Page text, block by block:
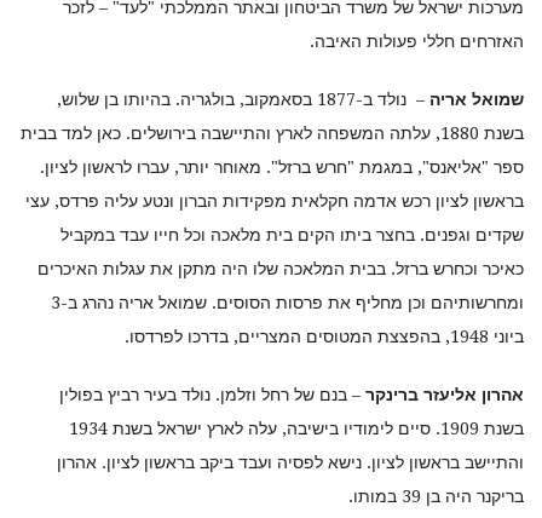
מערכות ישראל של משרד הביטחון ובאתר הממלכתי "לעד" – לזכר
האזרחים חללי פעולות האיבה.
שמואל אריה
– נולד ב-1877 בסאמקוב, בולגריה. בהיותו בן שלוש,
בשנת 1880, עלתה המשפחה לארץ והתיישבה בירושלים. כאן למד בבית
ספר "אליאנס", במגמת "חרש ברזל". מאוחר יותר, עברו לראשון לציון.
בראשון לציון רכש אדמה חקלאית מפקידות הברון ונטע עליה פרדס, עצי
שקדים וגפנים. בחצר ביתו הקים בית מלאכה וכל חייו עבד במקביל
כאיכר וכחרש ברזל. בבית המלאכה שלו היה מתקן את עגלות האיכרים
ומחרשותיהם וכן מחליף את פרסות הסוסים. שמואל אריה נהרג ב-3
ביוני 1948, בהפצצת המטוסים המצריים, בדרכו לפרדסו.
אהרון אליעזר ברינקר – בנם של רחל וזלמן. נולד בעיר רביץ בפולין
בשנת 1909. סיים לימודיו בישיבה, עלה לארץ ישראל בשנת 1934
והתיישב בראשון לציון. נישא לפסיה ועבד ביקב בראשון לציון. אהרון
בריקנר היה בן 39 במותו.